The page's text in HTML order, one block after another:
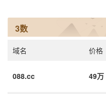
3数
域名 价格
088.cc 49万